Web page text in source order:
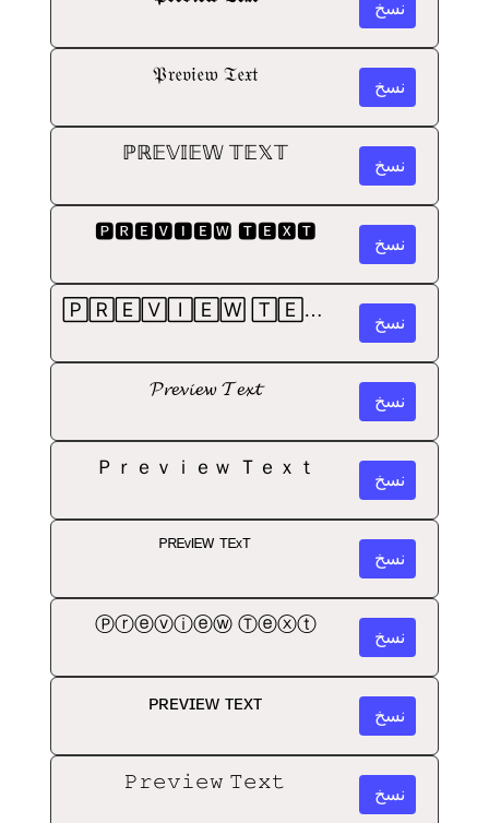
نسخ
𝔓𝔯𝔢𝔳𝔦𝔢𝔴 𝔗𝔢𝔵𝔱
نسخ
ℙℝ𝔼𝕍𝕀𝔼𝕎 𝕋𝔼𝕏𝕋
نسخ
🅿🆁🅴🆅🅸🅴🆆 🆃🅴🆇🆃
نسخ
🄿🅁🄴🅅🄸🄴🅆 🅃🄴🅇🅃
نسخ
𝓟𝓻𝓮𝓿𝓲𝓮𝔀 𝓣𝓮𝔁𝓽
نسخ
Ｐｒｅｖｉｅｗ Ｔｅｘｔ
نسخ
ᴾᴿᴱᵛᴵᴱᵂ ᵀᴱˣᵀ
نسخ
Ⓟⓡⓔⓥⓘⓔⓦ Ⓣⓔⓧⓣ
نسخ
ᴘʀᴇᴠɪᴇᴡ ᴛᴇxᴛ
نسخ
𝙿𝚛𝚎𝚟𝚒𝚎𝚠 𝚃𝚎𝚡𝚝
نسخ